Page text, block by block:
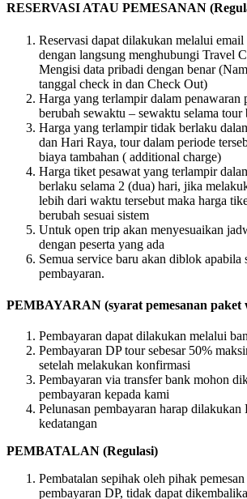
RESERVASI ATAU PEMESANAN
Reservasi dapat dilakukan melalui email
dengan langsung menghubungi Travel
Mengisi data pribadi dengan benar
tanggal check in dan Check Out)
Harga yang terlampir dalam penawaran
berubah sewaktu – sewaktu selama
Harga yang terlampir tidak berlaku
dan Hari Raya, tour dalam periode
biaya tambahan ( additional charge)
Harga tiket pesawat yang terlampir
berlaku selama 2 (dua) hari, jika
lebih dari waktu tersebut maka harga
berubah sesuai sistem
Untuk open trip akan menyesuaikan
dengan peserta yang ada
Semua service baru akan diblok apabila
pembayaran.
PEMBAYARAN (syarat pemesanan paket
Pembayaran dapat dilakukan melalui
Pembayaran DP tour sebesar 50%
setelah melakukan konfirmasi
Pembayaran via transfer bank mohon
pembayaran kepada kami
Pelunasan pembayaran harap dilakukan
kedatangan
PEMBATALAN (Regulasi)
Pembatalan sepihak oleh pihak
pembayaran DP, tidak dapat